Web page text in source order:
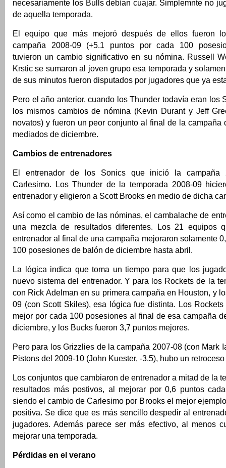
necesariamente los Bulls debían cuajar. Simplemnte no
de aquella temporada.
El equipo que más mejoró después de ellos fueron
campaña 2008-09 (+5.1 puntos por cada 100
tuvieron un cambio significativo en su nómina. Russell
Krstic se sumaron al joven grupo esa temporada y
de sus minutos fueron disputados por jugadores que ya
Pero el año anterior, cuando los Thunder todavía eran los
los mismos cambios de nómina (Kevin Durant y Jeff
novatos) y fueron un peor conjunto al final de la campaña
mediados de diciembre.
Cambios de entrenadores
El entrenador de los Sonics que inició la campaña
Carlesimo. Los Thunder de la temporada 2008-09
entrenador y eligieron a Scott Brooks en medio de dicha
Así como el cambio de las nóminas, el cambalache de
una mezcla de resultados diferentes. Los 21 equipos
entrenador al final de una campaña mejoraron solamente
100 posesiones de balón de diciembre hasta abril.
La lógica indica que toma un tiempo para que los
nuevo sistema del entrenador. Y para los Rockets de la
con Rick Adelman en su primera campaña en Houston, y
09 (con Scott Skiles), esa lógica fue distinta. Los
mejor por cada 100 posesiones al final de esa campaña
diciembre, y los Bucks fueron 3,7 puntos mejores.
Pero para los Grizzlies de la campaña 2007-08 (con Mark
Pistons del 2009-10 (John Kuester, -3.5), hubo un
Los conjuntos que cambiaron de entrenador a mitad de la
resultados más postivos, al mejorar por 0,6 puntos
siendo el cambio de Carlesimo por Brooks el mejor
positiva. Se dice que es más sencillo despedir al
jugadores. Además parece ser más efectivo, al menos
mejorar una temporada.
Pérdidas en el verano